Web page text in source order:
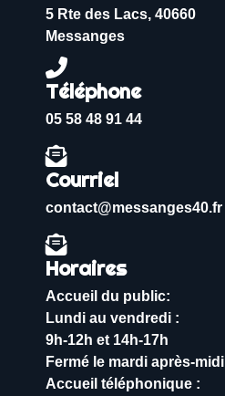
5 Rte des Lacs, 40660
Messanges
Téléphone
05 58 48 91 44
Courriel
contact@messanges40.fr
Horaires
Accueil du public:
Lundi au vendredi :
9h-12h et 14h-17h
Fermé le mardi après-midi
Accueil téléphonique :